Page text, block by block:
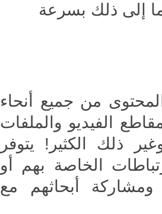
إلى ذلك بسرعة
من جميع أنحاء
الفيديو والملفات
ذلك الكثير! يتوفر
الخاصة بهم أو
أبحاثهم مع